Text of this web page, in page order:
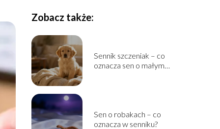
Zobacz także:
Sennik szczeniak – co
oznacza sen o małym
Sen o robakach – co
oznacza w senniku?